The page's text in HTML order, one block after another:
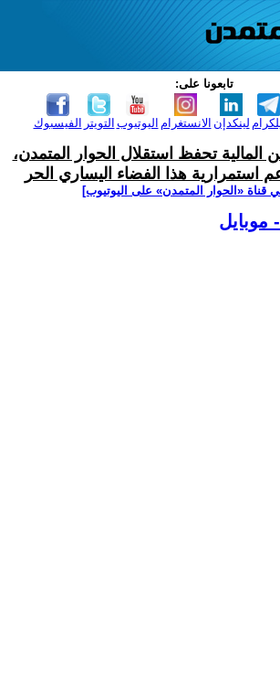
تابعونا على:
الفيسبوك التويتر اليوتيوب الانستغرام لينكدإن
المالية تحفظ استقلال الحوار المتمدن،
استمرارية هذا الفضاء اليساري الحر
قناة ‫«الحوار المتمدن» على اليوتيوب]
موبايل